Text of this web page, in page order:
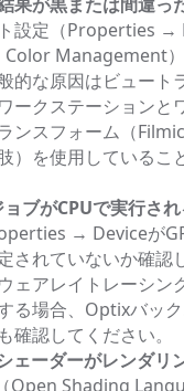
果が黒または間違っ
設定（Properties →
Management
的な原因はビュート
ークステーションと
ンスフォーム（
）を使用しているこ
ブがCPUで実行され
→ Deviceが
されていないか確認
ェアレイトレーシン
る場合、Optixバッ
確認してください。
ェーダーがレンダリ
Open Shading